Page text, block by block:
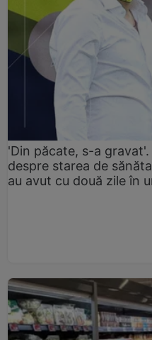
'Din păcate, s-a
despre starea de
au avut cu două zile în